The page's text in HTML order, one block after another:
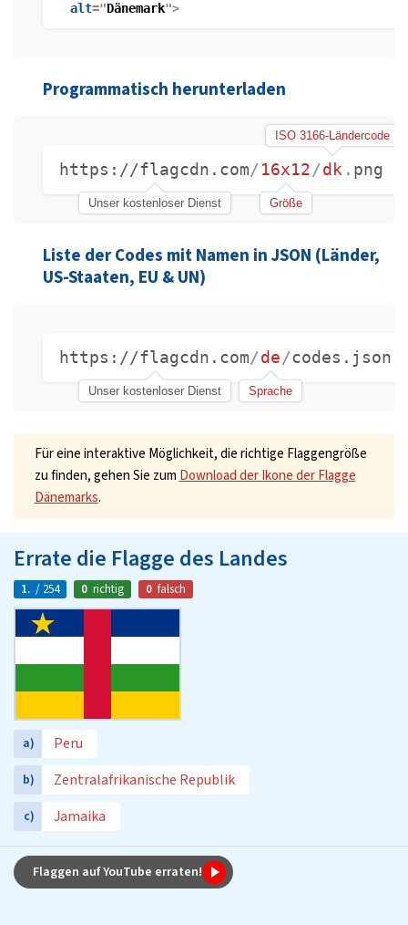
alt="Dänemark">
Programmatisch herunterladen
https://flagcdn.com
Unser kostenloser Dienst
/16x12
Größe
/dk
ISO 3166-Ländercode
. png
Liste der Codes mit Namen in JSON (Länder,
US-Staaten, EU & UN)
https://flagcdn.com
Unser kostenloser Dienst
/de
Sprache
/codes.json
Für eine interaktive Möglichkeit, die richtige Flaggengröße
zu finden, gehen Sie zum Download der Ikone der Flagge
Dänemarks.
Errate die Flagge des Landes
1. / 254 0 richtig 0 falsch
a) Peru
b) Zentralafrikanische Republik
c) Jamaika
Flaggen auf YouTube erraten!